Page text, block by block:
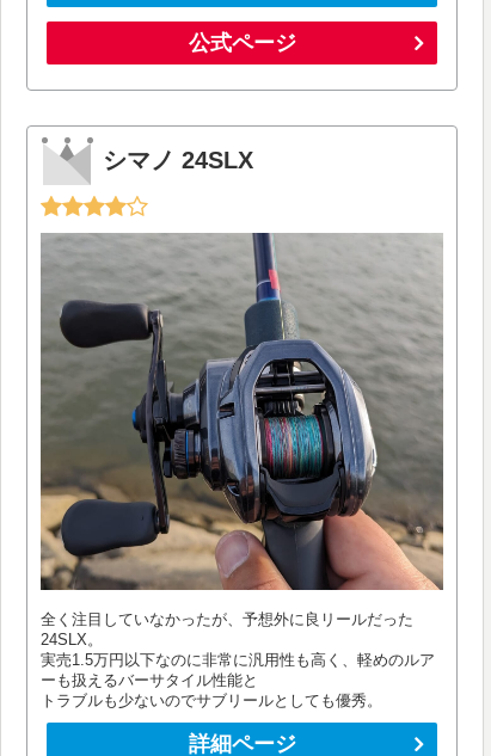
公式ページ
シマノ 24SLX
全く注目していなかったが、予想外に良リールだった
24SLX。
実売1.5万円以下なのに非常に汎用性も高く、軽めのルア
ーも扱えるバーサタイル性能と
トラブルも少ないのでサブリールとしても優秀。
詳細ページ